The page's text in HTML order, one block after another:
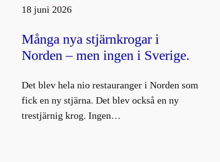
18 juni 2026
Många nya stjärnkrogar i
Norden – men ingen i Sverige.
Det blev hela nio restauranger i Norden som
fick en ny stjärna. Det blev också en ny
trestjärnig krog. Ingen…